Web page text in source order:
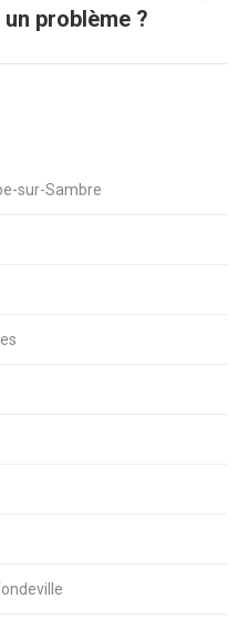
suivant
:
problème ?
sur-Sambre